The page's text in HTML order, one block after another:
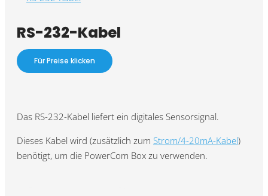
RS-232-Kabel
Für Preise klicken
Das RS-232-Kabel liefert ein digitales Sensorsignal.
Dieses Kabel wird (zusätzlich zum Strom/4-20mA-Kabel)
benötigt, um die PowerCom Box zu verwenden.